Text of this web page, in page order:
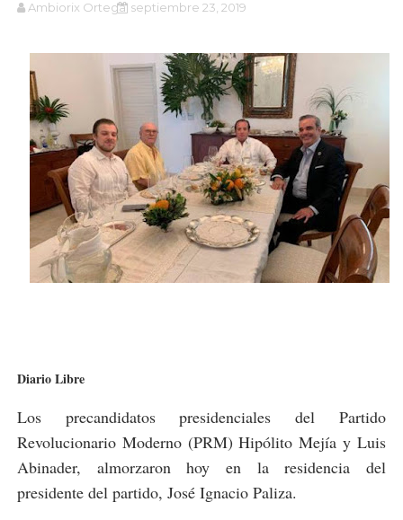
Ambiorix Ortega septiembre 23, 2019
Diario Libre
Los precandidatos presidenciales del Partido
Revolucionario Moderno (PRM) Hipólito Mejía y Luis
Abinader, almorzaron hoy en la residencia del
presidente del partido, José Ignacio Paliza.